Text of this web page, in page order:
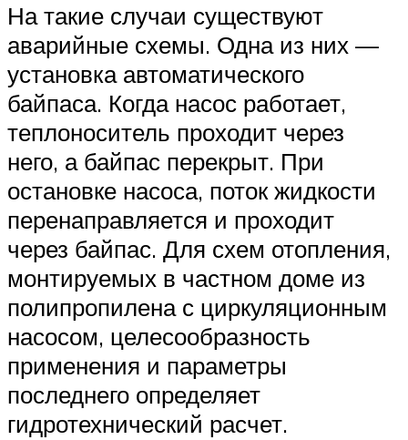
На такие случаи существуют
аварийные схемы. Одна из них —
установка автоматического
байпаса. Когда насос работает,
теплоноситель проходит через
него, а байпас перекрыт. При
остановке насоса, поток жидкости
перенаправляется и проходит
через байпас. Для схем отопления,
монтируемых в частном доме из
полипропилена с циркуляционным
насосом, целесообразность
применения и параметры
последнего определяет
гидротехнический расчет.